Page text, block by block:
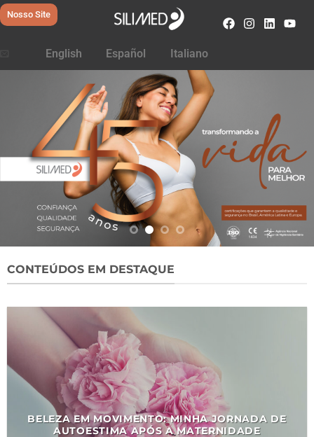
Nosso Site
English Español Italiano
CONTEÚDOS EM DESTAQUE
BELEZA EM MOVIMENTO: MINHA JORNADA DE
AUTOESTIMA APÓS A MATERNIDADE